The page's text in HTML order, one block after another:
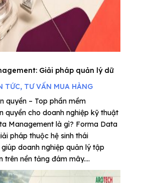
Giải pháp quản lý dữ
TỨC, TƯ VẤN MUA HÀNG
quyền – Top phần mềm
quyền cho doanh nghiệp kỹ thuật
Management là gì? Forma Data
pháp thuộc hệ sinh thái
doanh nghiệp quản lý tập
trên nền tảng đám mây....